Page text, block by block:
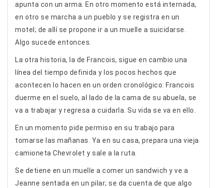
apunta con un arma. En otro momento está internada,
en otro se marcha a un pueblo y se registra en un
motel; de allí se propone ir a un muelle a suicidarse.
Algo sucede entonces.
La otra historia, la de Francois, sigue en cambio una
línea del tiempo definida y los pocos hechos que
acontecen lo hacen en un orden cronológico: Francois
duerme en el suelo, al lado de la cama de su abuela, se
va a trabajar y regresa a cuidarla. Su vida se va en ello.
En un momento pide permiso en su trabajo para
tomarse las mañanas. Ya en su casa, prepara una vieja
camioneta Chevrolet y sale a la ruta.
Se detiene en un muelle a comer un sandwich y ve a
Jeanne sentada en un pilar; se da cuenta de que algo